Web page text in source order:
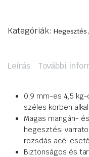
Kategóriák: Hegesztés,
Leírás További
0,9 mm-es 4,5 kg-
széles körben
Magas mangán-
hegesztési
rozsdás acél
Biztonságos és